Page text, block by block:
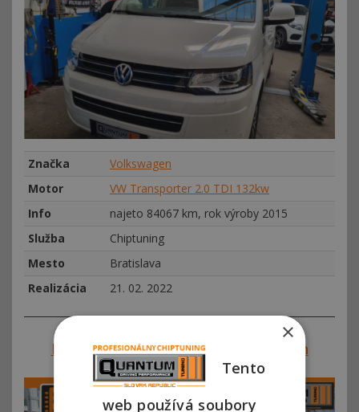
Značka
Volkswagen
Motor
VW Transporter 2.0 TDI 132kw
Info
najeto 84067 km, rok výroby 2015
Služba
Chiptuning
Mesto
Bratislava
Realizácia
21. 02. 2022
Referencie SVK#00296 – Volkswagen
Touareg 3.0 TDI 165kw (225hp)
×
Tento
web používá soubory